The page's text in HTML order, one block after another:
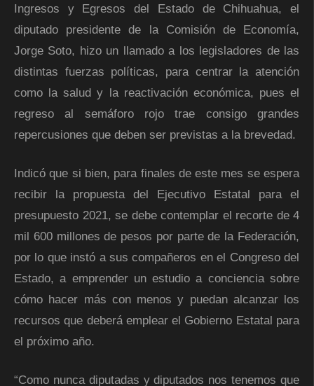
Ingresos y Egresos del Estado de Chihuahua, el
diputado presidente de la Comisión de Economía,
Jorge Soto, hizo un llamado a los legisladores de las
distintas fuerzas políticas, para centrar la atención
como la salud y la reactivación económica, pues el
regreso al semáforo rojo trae consigo grandes
repercusiones que deben ser previstas a la brevedad.
Indicó que si bien, para finales de este mes se espera
recibir la propuesta del Ejecutivo Estatal para el
presupuesto 2021, se debe contemplar el recorte de 4
mil 600 millones de pesos por parte de la Federación,
por lo que instó a sus compañeros en el Congreso del
Estado, a emprender un estudio a conciencia sobre
cómo hacer más con menos y puedan alcanzar los
recursos que deberá emplear el Gobierno Estatal para
el próximo año.
“Como nunca diputadas y diputados nos tenemos que